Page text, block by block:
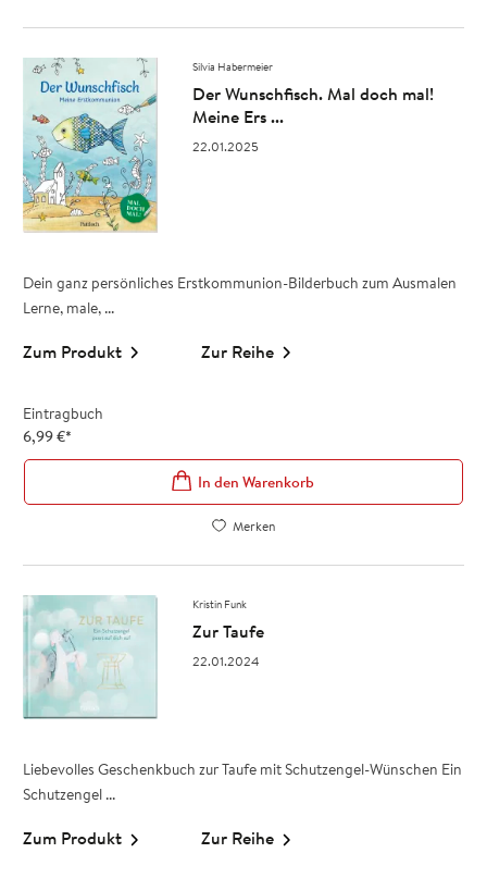
Silvia Habermeier
Der Wunschfisch. Mal doch mal!
Meine Ers ...
22.01.2025
Dein ganz persönliches Erstkommunion-Bilderbuch zum Ausmalen
Lerne, male, ...
Zum Produkt Zur Reihe
Eintragbuch
6,99€*
In den Warenkorb
Merken
Kristin Funk
Zur Taufe
22.01.2024
Liebevolles Geschenkbuch zur Taufe mit Schutzengel-Wünschen Ein
Schutzengel ...
Zum Produkt Zur Reihe